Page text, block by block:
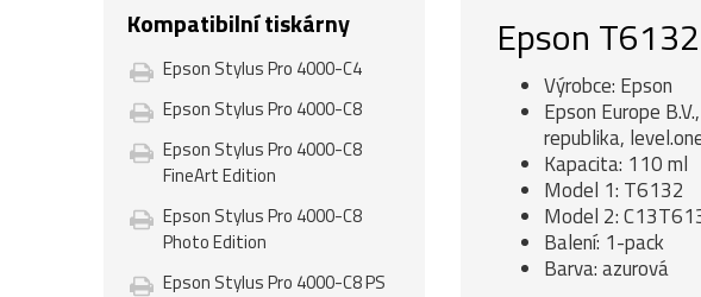
Kompatibilní tiskárny
Epson Stylus Pro 4000-C4
Epson Stylus Pro 4000-C8
Epson Stylus Pro 4000-C8
FineArt Edition
Epson Stylus Pro 4000-C8
Photo Edition
Epson Stylus Pro 4000-C8 PS
Epson
Výrobce: Epson
Epson Europe
republika,
Kapacita: 110 ml
Model 1: T6132
Model 2:
Balení: 1-pack
Barva: azurová